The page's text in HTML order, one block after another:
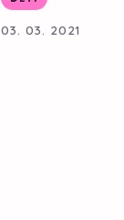
03. 03. 2021